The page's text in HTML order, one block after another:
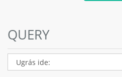
QUERY